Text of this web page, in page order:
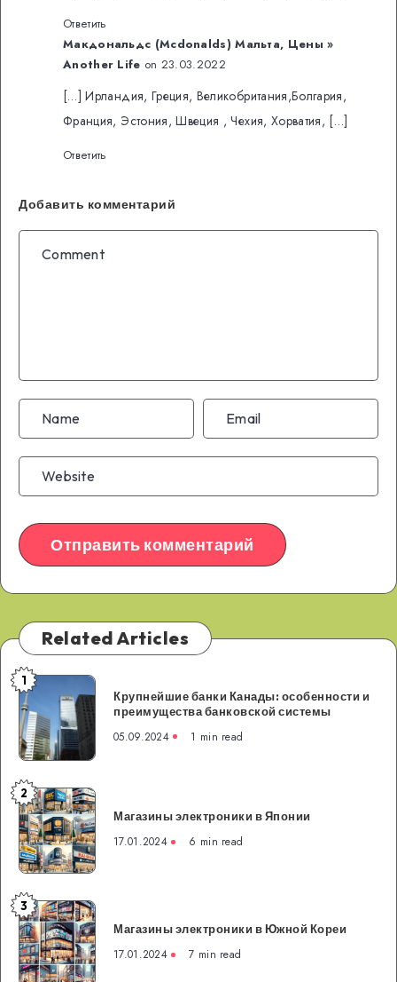
Ответить
Макдональдс (Mcdonalds) Мальта, Цены »
Another Life on 23.03.2022
[…] Ирландия, Греция, Великобритания,Болгария,
Франция, Эстония, Швеция , Чехия, Хорватия, […]
Ответить
Добавить комментарий
Related Articles
Крупнейшие
банки
Канады:
особенности
и
преимущества
банковской
системы
1
Крупнейшие банки Канады: особенности и
преимущества банковской системы
05.09.2024 1 min read
Магазины
электроники
в
Японии
2
Магазины электроники в Японии
17.01.2024 6 min read
Магазины
электроники
в
Южной
3
Магазины электроники в Южной Кореи
17.01.2024 7 min read